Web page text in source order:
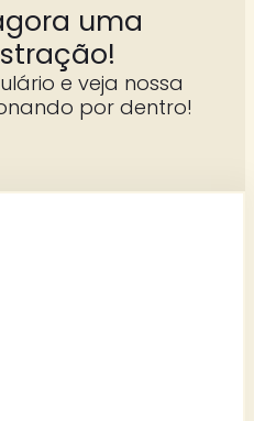
uma
e veja nossa
por dentro!